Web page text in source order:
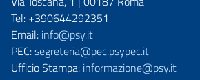
Tel: +390644292351
Email: info@psy.it
PEC:segreteria@pec.psypec.it
Ufficio Stampa: informazione@psy.it